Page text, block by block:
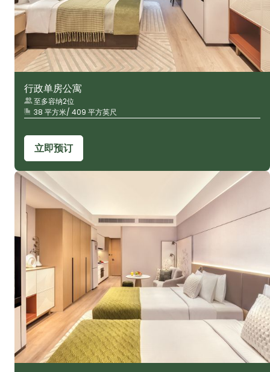
行政单房公寓
至多容纳2位
38 平方米/ 409 平方英尺
立即预订